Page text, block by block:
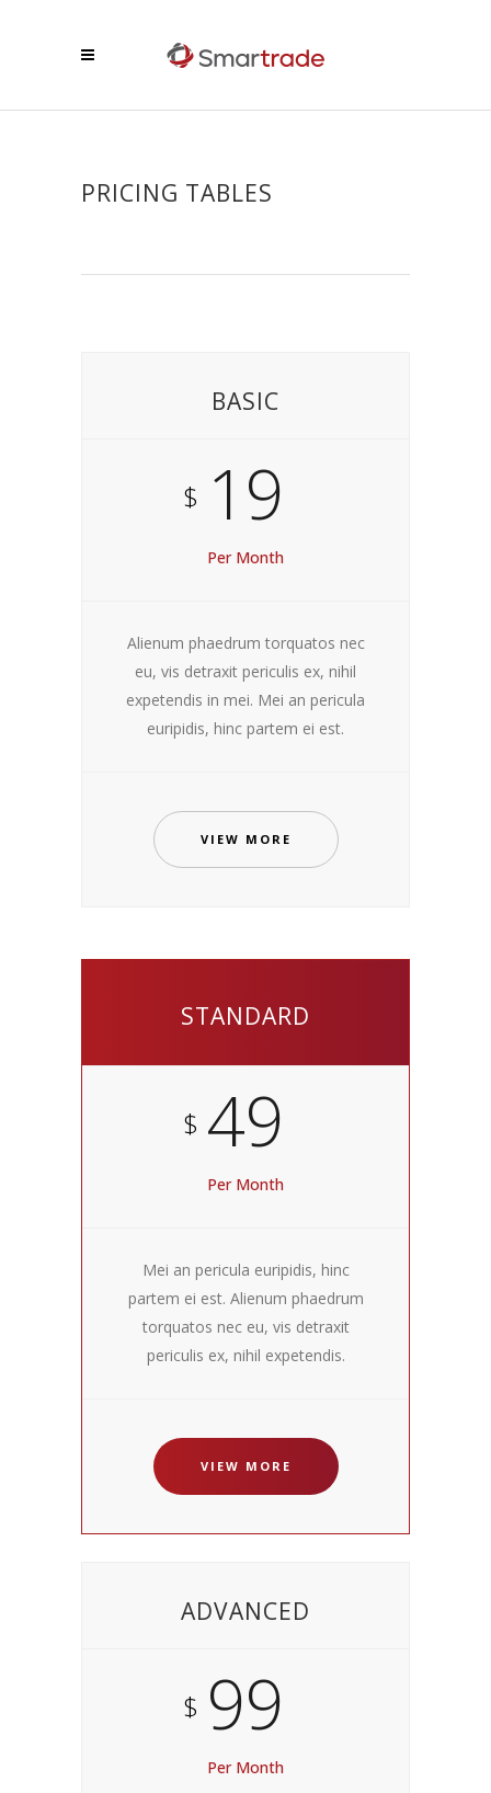
PRICING TABLES
BASIC
$ 19
Per Month
Alienum phaedrum torquatos nec
eu, vis detraxit periculis ex, nihil
expetendis in mei. Mei an pericula
euripidis, hinc partem ei est.
VIEW MORE
STANDARD
$ 49
Per Month
Mei an pericula euripidis, hinc
partem ei est. Alienum phaedrum
torquatos nec eu, vis detraxit
periculis ex, nihil expetendis.
VIEW MORE
ADVANCED
$ 99
Per Month